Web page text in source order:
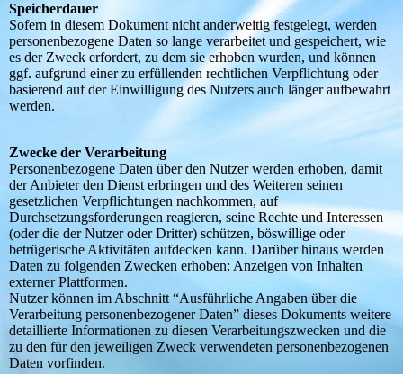
Speicherdauer
Sofern in diesem Dokument nicht anderweitig festgelegt, werden
personenbezogene Daten so lange verarbeitet und gespeichert, wie
es der Zweck erfordert, zu dem sie erhoben wurden, und können
ggf. aufgrund einer zu erfüllenden rechtlichen Verpflichtung oder
basierend auf der Einwilligung des Nutzers auch länger aufbewahrt
werden.
Zwecke der Verarbeitung
Personenbezogene Daten über den Nutzer werden erhoben, damit
der Anbieter den Dienst erbringen und des Weiteren seinen
gesetzlichen Verpflichtungen nachkommen, auf
Durchsetzungsforderungen reagieren, seine Rechte und Interessen
(oder die der Nutzer oder Dritter) schützen, böswillige oder
betrügerische Aktivitäten aufdecken kann. Darüber hinaus werden
Daten zu folgenden Zwecken erhoben: Anzeigen von Inhalten
externer Plattformen.
Nutzer können im Abschnitt “Ausführliche Angaben über die
Verarbeitung personenbezogener Daten” dieses Dokuments weitere
detaillierte Informationen zu diesen Verarbeitungszwecken und die
zu den für den jeweiligen Zweck verwendeten personenbezogenen
Daten vorfinden.